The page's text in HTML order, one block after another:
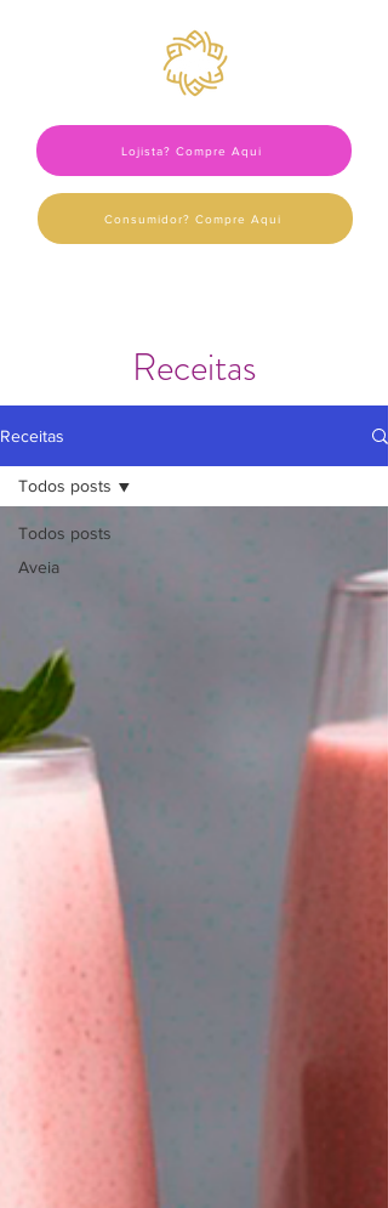
Lojista? Compre Aqui
Consumidor? Compre Aqui
Receitas
Receitas
Todos posts
Aveia
Todos posts